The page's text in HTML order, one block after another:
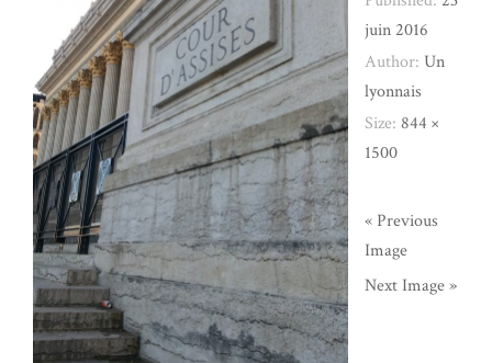
juin 2016
Author:Un
lyonnais
Size: 844 ×
1500
« Previous
Image
Next Image »